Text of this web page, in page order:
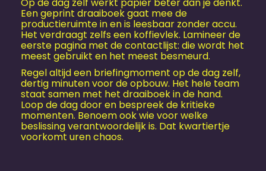
Een geprint draaiboek gaat mee de
productieruimte in en is leesbaar zonder accu.
Het verdraagt zelfs een koffievlek. Lamineer de
eerste pagina met de contactlijst: die wordt het
meest gebruikt en het meest besmeurd.
Regel altijd een briefingmoment op de dag zelf,
dertig minuten voor de opbouw. Het hele team
staat samen met het draaiboek in de hand.
Loop de dag door en bespreek de kritieke
momenten. Benoem ook wie voor welke
beslissing verantwoordelijk is. Dat kwartiertje
voorkomt uren chaos.